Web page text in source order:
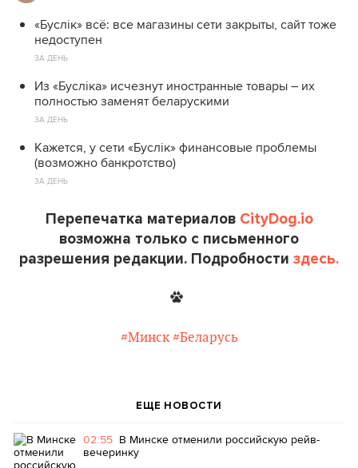
«Буслік» всё: все магазины сети закрыты, сайт тоже
недоступен
ЗА ДЕНЬ
Из «Бусліка» исчезнут иностранные товары – их
полностью заменят беларускими
ЗА ДЕНЬ
Кажется, у сети «Буслік» финансовые проблемы
(возможно банкротство)
ЗА ДЕНЬ
Перепечатка материалов CityDog.io
возможна только с письменного
разрешения редакции. Подробности здесь.
#Минск #Беларусь
ЕЩЕ НОВОСТИ
02:55 В Минске отменили российскую рейв-
вечеринку